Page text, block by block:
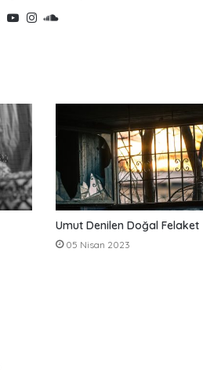
X
Yo Inst
Umut Denilen Doğal Felaket
05 Nisan 2023